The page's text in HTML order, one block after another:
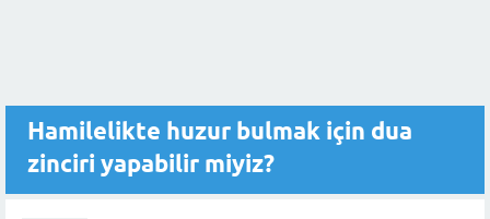
Hamilelikte huzur bulmak için dua
zinciri yapabilir miyiz?